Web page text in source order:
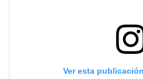
Ver esta